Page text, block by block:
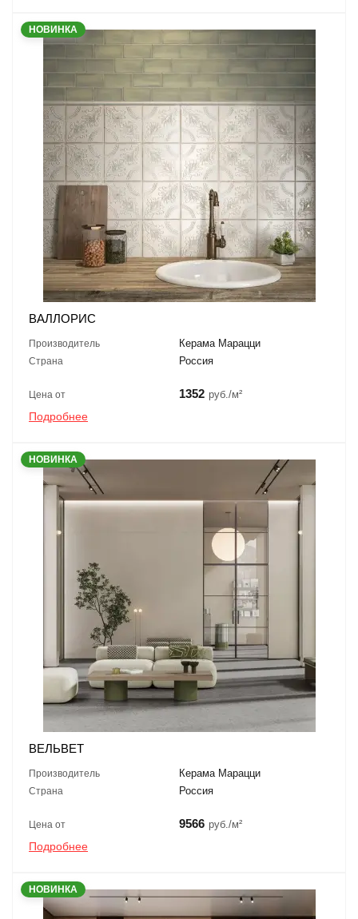
НОВИНКА
ВАЛЛОРИС
Производитель Керама Марацци
Страна Россия
Цена от 1352 руб./м²
Подробнее
НОВИНКА
ВЕЛЬВЕТ
Производитель Керама Марацци
Страна Россия
Цена от 9566 руб./м²
Подробнее
НОВИНКА